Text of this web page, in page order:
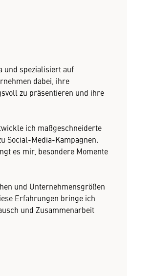
und spezialisiert auf
dabei, ihre
zu präsentieren und ihre
ich maßgeschneiderte
Social-Media-Kampagnen.
es mir, besondere Momente
und Unternehmensgrößen
Erfahrungen bringe ich
und Zusammenarbeit